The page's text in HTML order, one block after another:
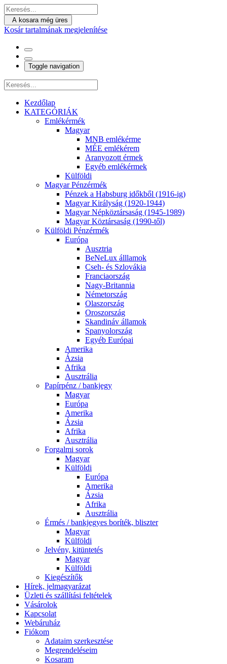
A kosara még üres
Kosár tartalmának megjelenítése
Toggle navigation
Kezdőlap
KATEGÓRIÁK
Emlékérmék
Magyar
MNB emlékérme
MÉE emlékérem
Aranyozott érmek
Egyéb emlékérmek
Külföldi
Magyar Pénzérmék
Pénzek a Habsburg időkből (1916-ig)
Magyar Királyság (1920-1944)
Magyar Népköztársaság (1945-1989)
Magyar Köztársaság (1990-től)
Külföldi Pénzérmék
Európa
Ausztria
BeNeLux álllamok
Cseh- és Szlovákia
Franciaország
Nagy-Britannia
Németország
Olaszország
Oroszország
Skandináv államok
Spanyolország
Egyéb Európai
Amerika
Ázsia
Afrika
Ausztrália
Papírpénz / bankjegy
Magyar
Európa
Amerika
Ázsia
Afrika
Ausztrália
Forgalmi sorok
Magyar
Külföldi
Európa
Amerika
Ázsia
Afrika
Ausztrália
Érmés / bankjegyes boríték, bliszter
Magyar
Külföldi
Jelvény, kitüntetés
Magyar
Külföldi
Kiegészítők
Hírek, jelmagyarázat
Üzleti és szállítási feltételek
Vásárolok
Kapcsolat
Webáruház
Fiókom
Adataim szerkesztése
Megrendeléseim
Kosaram